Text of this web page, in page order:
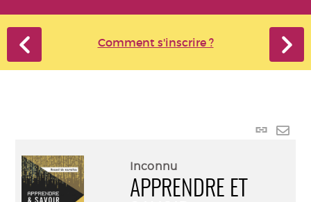
Comment s'inscrire ?
Lien
Inconnu
APPRENDRE ET